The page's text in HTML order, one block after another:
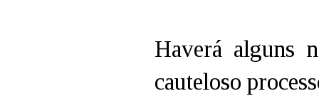
Haverá alguns
cauteloso